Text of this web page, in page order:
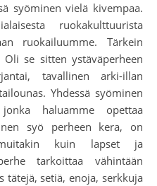
syöminen vielä kivempaa.
ruokakulttuurista
ruokailuumme. Tärkein
se sitten ystäväperheen
tavallinen arki-illan
Yhdessä syöminen
haluamme opettaa
syö perheen kera, on
kuin lapset ja
tarkoittaa vähintään
setiä, enoja, serkkuja